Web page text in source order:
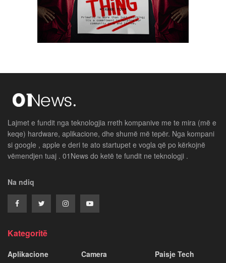
Lajmet e fundit nga teknologjia rreth kompanive me te mira (më e
keqe) hardware, aplikacione, dhe shumë më tepër. Nga kompani
si google , apple e deri te ato startupet e vogla që po kërkojnë
vëmendjen tuaj . 01News do ketë te fundit ne teknologji .
Na ndiq
Kategoritë
Aplikacione
Camera
Paisje Tech